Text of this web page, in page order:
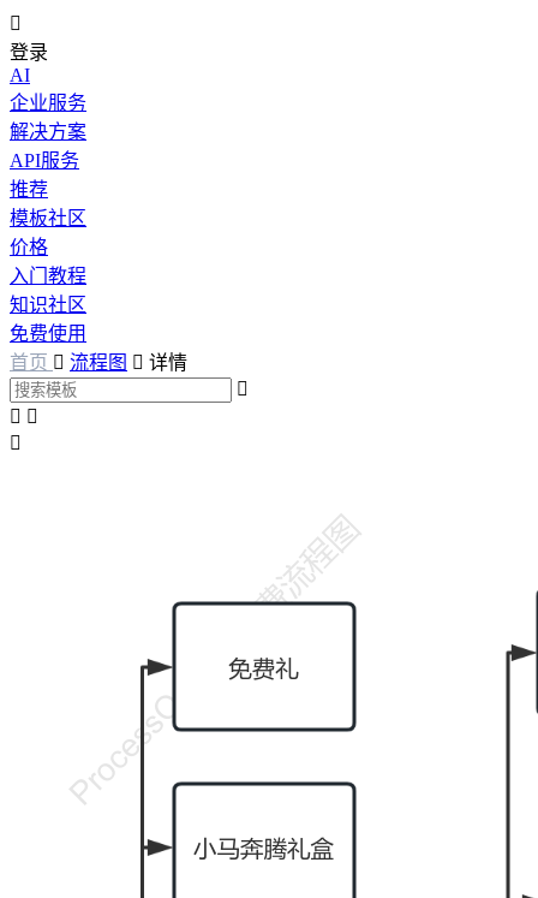

登录
AI
企业服务
解决方案
API服务
推荐
模板社区
价格
入门教程
知识社区
免费使用
首页  流程图  详情

 
